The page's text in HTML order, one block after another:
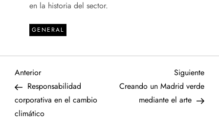
en la historia del sector.
GENERAL
N
a
Entrada
anterior
Anterior
Responsabilidad
corporativa en el cambio
climático
Siguiente
Creando un Madrid verde
mediante el arte